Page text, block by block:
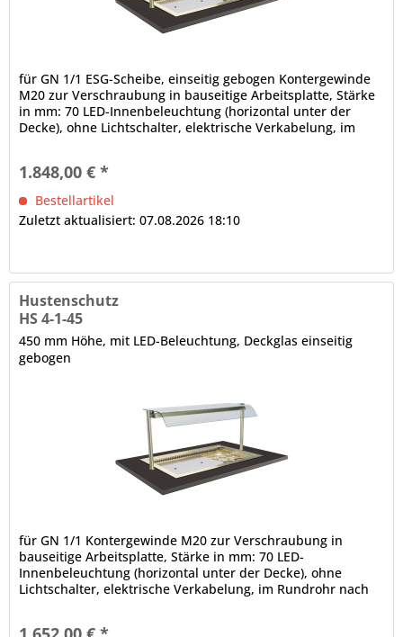
für GN 1/1 ESG-Scheibe, einseitig gebogen Kontergewinde
M20 zur Verschraubung in bauseitige Arbeitsplatte, Stärke
in mm: 70 LED-Innenbeleuchtung (horizontal unter der
Decke), ohne Lichtschalter, elektrische Verkabelung, im
gebogen, in der Tiefe wahlweise fixierbar...
1.848,00 € *
Bestellartikel
Zuletzt aktualisiert: 07.08.2026 18:10
Hustenschutz
HS 4-1-45
450 mm Höhe, mit LED-Beleuchtung, Deckglas einseitig
gebogen
für GN 1/1 Kontergewinde M20 zur Verschraubung in
bauseitige Arbeitsplatte, Stärke in mm: 70 LED-
Innenbeleuchtung (horizontal unter der Decke), ohne
Lichtschalter, elektrische Verkabelung, im Rundrohr nach